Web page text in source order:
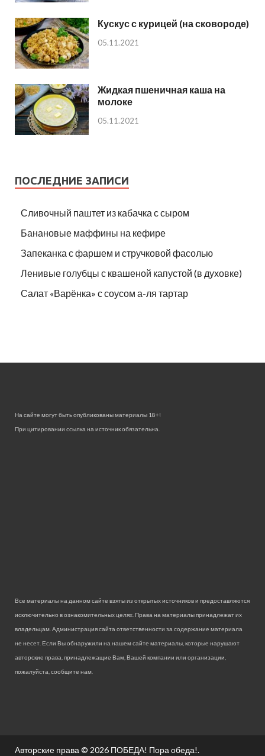
Кускус с курицей (на сковороде)
05.11.2021
Жидкая пшеничная каша на
молоке
05.11.2021
ПОСЛЕДНИЕ ЗАПИСИ
Сливочный паштет из кабачка с сыром
Банановые маффины на кефире
Запеканка с фаршем и стручковой фасолью
Ленивые голубцы с квашеной капустой (в духовке)
Салат «Варёнка» с соусом а-ля тартар
На сайте могут быть опубликованы материалы 18+!
При цитировании ссылка на источник обязательна.
Все материалы на данном сайте взяты из открытых источников и предоставляются
исключительно в ознакомительных целях. Права на материалы принадлежат их
владельцам. Администрация сайта ответственности за содержание материала
не несет. Если Вы обнаружили на нашем сайте материалы, которые нарушают
авторские права, принадлежащие Вам, Вашей компании или организации,
пожалуйста, сообщите нам.
Авторские права © 2026 ПОБЕДА! Пора обеда!.